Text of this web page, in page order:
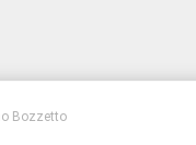
Bozzetto